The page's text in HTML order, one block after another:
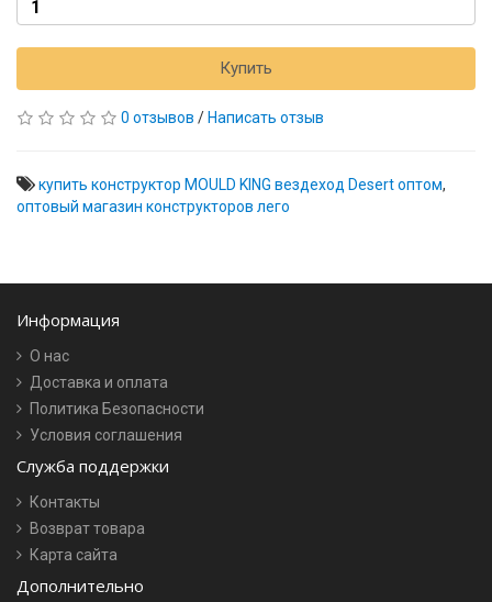
Купить
0 отзывов / Написать отзыв
купить конструктор MOULD KING вездеход Desert оптом,
оптовый магазин конструкторов лего
Информация
О нас
Доставка и оплата
Политика Безопасности
Условия соглашения
Служба поддержки
Контакты
Возврат товара
Карта сайта
Дополнительно